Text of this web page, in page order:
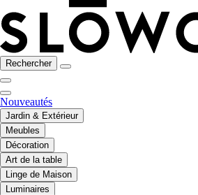
Rechercher
Nouveautés
Jardin & Extérieur
Meubles
Décoration
Art de la table
Linge de Maison
Luminaires